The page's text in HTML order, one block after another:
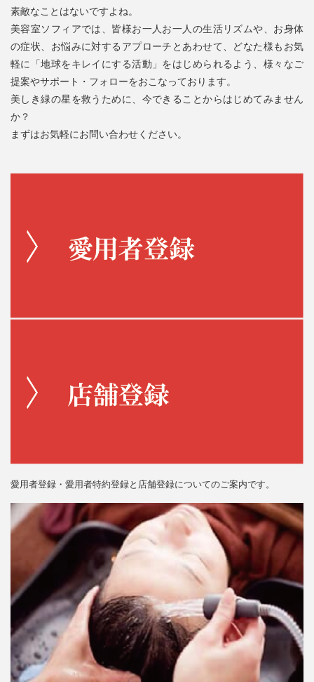
素敵なことはないですよね。
美容室ソフィアでは、皆様お一人お一人の生活リズムや、お身体
の症状、お悩みに対するアプローチとあわせて、どなた様もお気
軽に「地球をキレイにする活動」をはじめられるよう、様々なご
提案やサポート・フォローをおこなっております。
美しき緑の星を救うために、今できることからはじめてみません
か？
まずはお気軽にお問い合わせください。
愛用者登録・愛用者特約登録と店舗登録についてのご案内です。